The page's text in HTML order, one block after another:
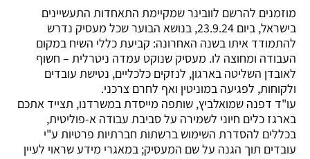
מוזמנים להרשם לוובינר שמקיימת התאחדות התעשיינים
בישראל, ביום 23.9.24, בנושא הבוער שכל מעסיק נדרש
להתמודד איתו בשנה האחרונה: קביעת כללי השיח במקום
העבודה ומחוצה לו. מעסיק שנוקט עמדה ניטרלית – חשוף
לאובדן השליטה בארגון, לנזקים כלכליים, נטישת עובדים
ולקוחות, לפגיעה במוניטין ואף לחרם צרכני.
עו"ד דפנה שמואלביץ, שותפה מייסדת במשרדנו, תצייד אתכם
בארגז כלים חיוני לשמירה על סביבת עבודה א-פוליטית,
בכללים להסדרת השימוש ברשתות חברתיות פרטיות ע"י
עובדים תוך הגנה על שם המעסיק; במאגרי מידע שראוי לעיין